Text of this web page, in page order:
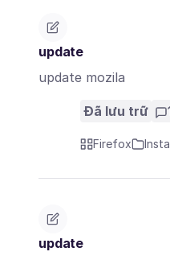
update
update mozila
Đã lưu trữ
Firefox
update